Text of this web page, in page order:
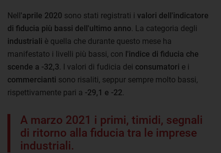
Nell'aprile 2020 sono stati registrati i valori dell'indicatore
di fiducia più bassi dell'ultimo anno . La categoria degli
industriali è quella che durante questo mese ha
manifestato i livelli più bassi, con l'indice di fiducia che
scende a -32,3 . I valori di fudicia dei consumatori e i
commercianti sono risaliti, seppur sempre molto bassi,
rispettivamente pari a -29,1 e -22
A marzo 2021 i primi, timidi, segnali
di ritorno alla fiducia tra le imprese
industriali.